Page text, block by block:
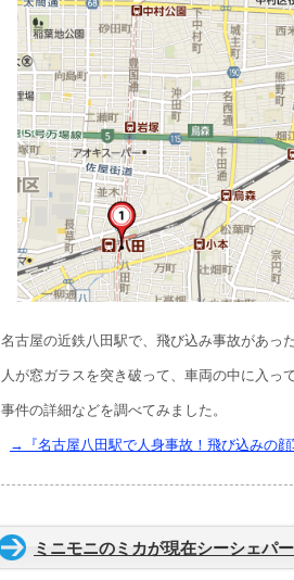
名古屋の近鉄八田駅で、飛び込み事故があっ
人が窓ガラスを突き破って、車両の中に入っ
事件の詳細などを調べてみました。
→『名古屋八田駅で人身事故！飛び込みの
ミニモニのミカが現在シーシェパ